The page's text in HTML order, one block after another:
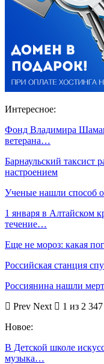
Интересное:
Фонд Владимира
ветерана…
Барнаульский таксист
настроением
Ученые нашли способ
1 января в Алтайском
течение…
Еще не мороз: какая
Российская станция
Россиянина нашли
Prev Next
1 из 2 347
Новое:
В Детской школе
музыка…